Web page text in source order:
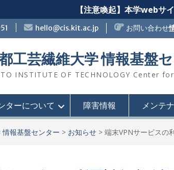
【注意喚起】本学webサ
hello@cis.kit.ac.jp お問い合わせ
工芸繊維大学 情報基盤
INSTITUTE OF TECHNOLOGY Center
ターについて 障害情報 メンテ
報基盤センター > お知らせ > 端末VPNサービスの